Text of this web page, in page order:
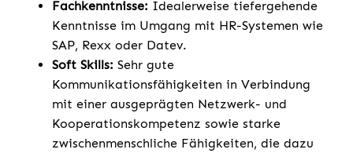
Fachkenntnisse: Idealerweise tiefergehende
Kenntnisse im Umgang mit HR-Systemen wie
SAP, Rexx oder Datev.
Soft Skills: Sehr gute
Kommunikationsfähigkeiten in Verbindung
mit einer ausgeprägten Netzwerk- und
Kooperationskompetenz sowie starke
zwischenmenschliche Fähigkeiten, die dazu